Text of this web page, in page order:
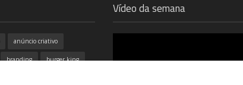
anúncio criativo
branding burger king
Vídeo da semana